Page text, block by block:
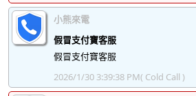
小熊來電
假冒支付寶客服
假冒支付寶客服
2026/1/30 3:39:38 PM( Cold Call )